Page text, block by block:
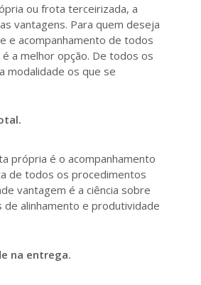
ou frota terceirizada, a
vantagens. Para quem deseja
e acompanhamento de todos
a melhor opção. De todos os
modalidade os que se
própria é o acompanhamento
de todos os procedimentos
vantagem é a ciência sobre
alinhamento e produtividade
na entrega.